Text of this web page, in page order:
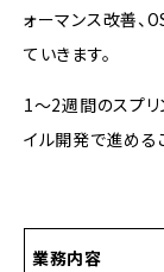
ォーマンス改善、
ていきます。
1～2週間のスプリ
イル開発で進める
業務内容